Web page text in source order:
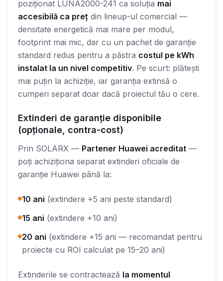
poziționat LUNA2000-241 ca soluția mai
accesibilă ca preț din lineup-ul comercial —
densitate energetică mai mare per modul,
footprint mai mic, dar cu un pachet de garanție
standard redus pentru a păstra costul pe kWh
instalat la un nivel competitiv. Pe scurt: plătești
mai puțin la achiziție, iar garanția extinsă o
cumperi separat doar dacă proiectul tău o cere.
Extinderi de garanție disponibile
(opționale, contra-cost)
Prin SOLARX — Partener Huawei acreditat —
poți achiziționa separat extinderi oficiale de
garanție Huawei până la:
10 ani (extindere +5 ani peste standard)
15 ani (extindere +10 ani)
20 ani (extindere +15 ani — recomandat pentru
proiecte cu ROI calculat pe 15–20 ani)
Extinderile se contractează la momentul